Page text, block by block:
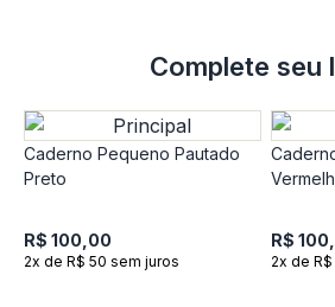
Complete seu
Caderno Pequeno Pautado
Preto
R$ 100,00
2x de R$ 50 sem juros
R$
2x de